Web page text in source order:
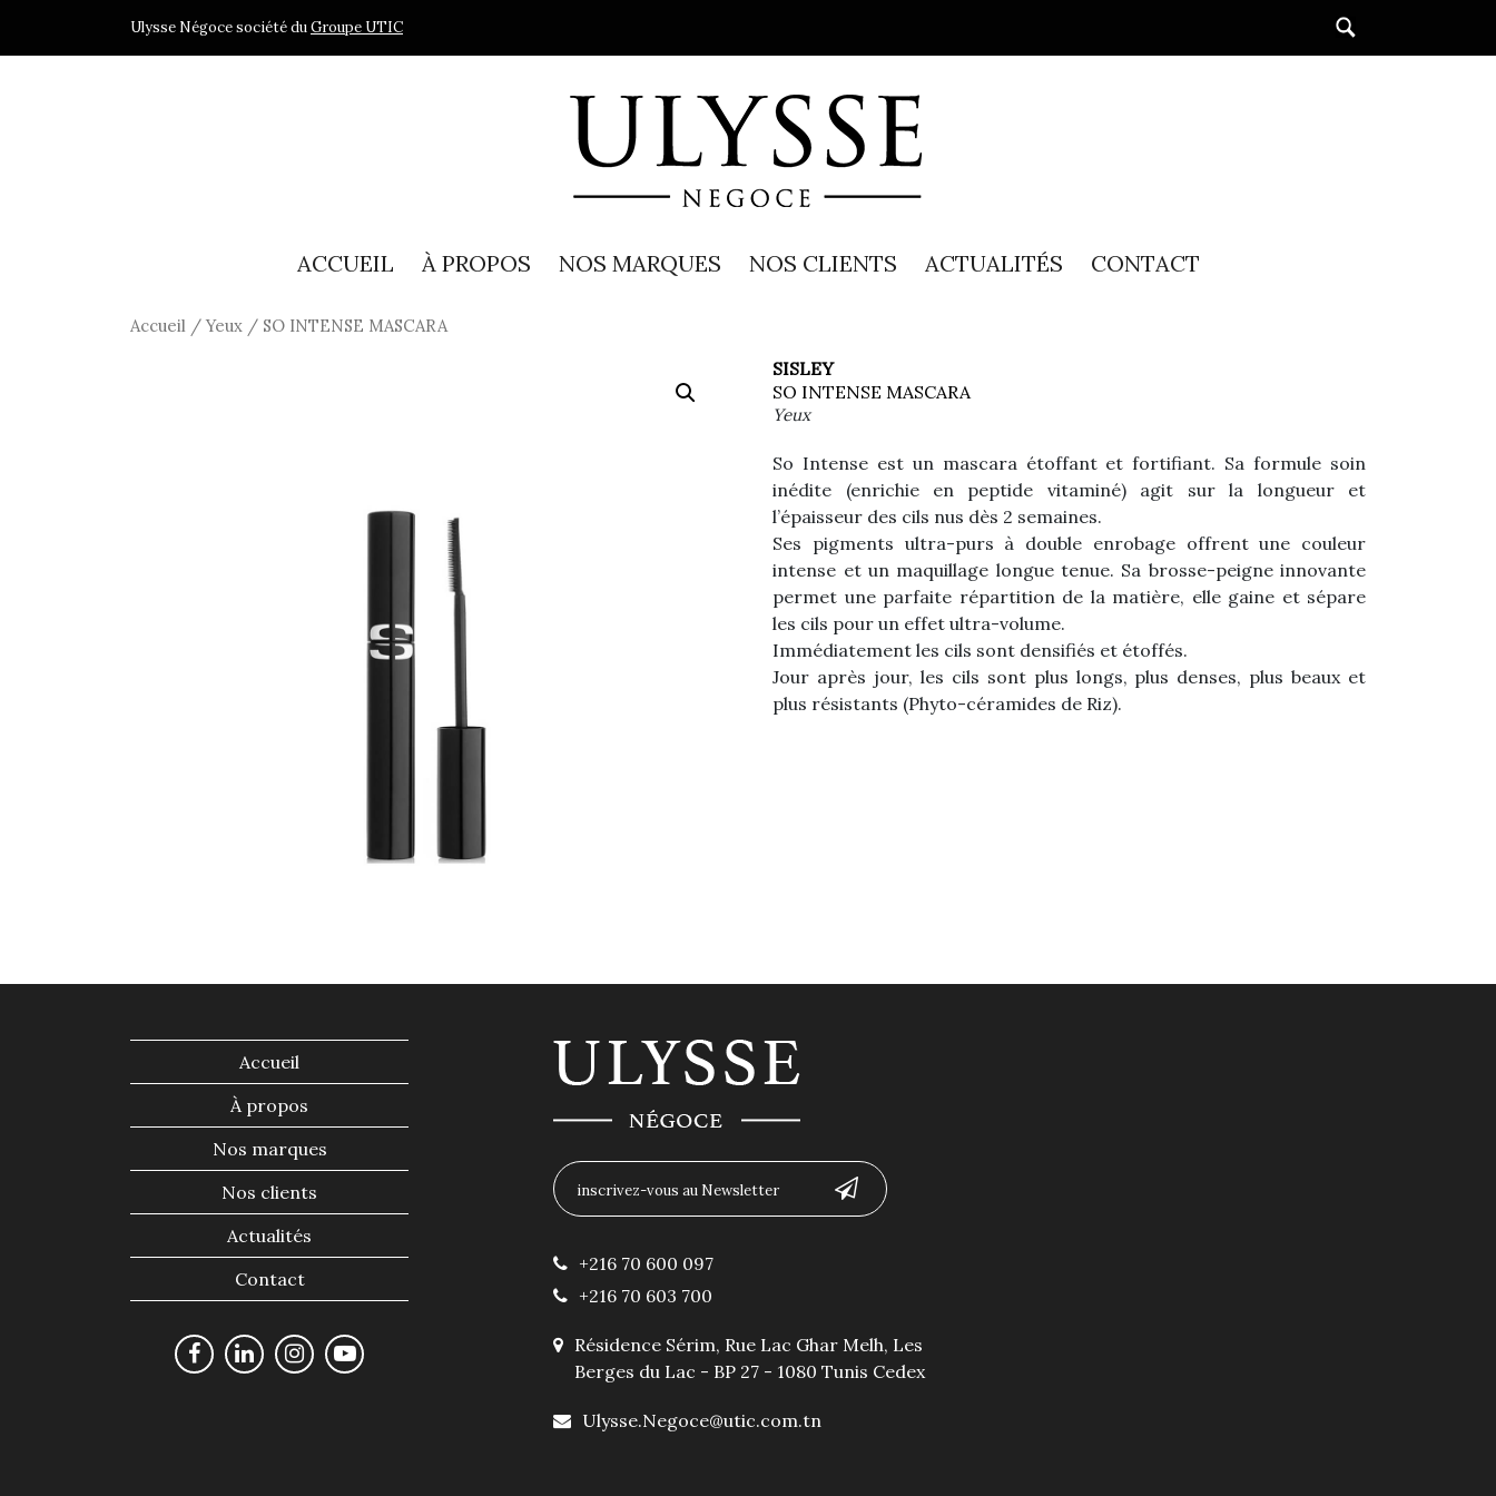
Ulysse Négoce société duGroupe UTIC
ACCUEIL À PROPOS NOS MARQUES NOS CLIENTS ACTUALITÉS CONTACT
Accueil / Yeux / SO INTENSE MASCARA
SO INTENSE MASCARA
SISLEY
Yeux
So Intense est un mascara étoffant et fortifiant. Sa formule soin
inédite (enrichie en peptide vitaminé) agit sur la longueur et
l’épaisseur des cils nus dès 2 semaines.
Ses pigments ultra-purs à double enrobage offrent une couleur
intense et un maquillage longue tenue. Sa brosse-peigne innovante
permet une parfaite répartition de la matière, elle gaine et sépare
les cils pour un effet ultra-volume.
Immédiatement les cils sont densifiés et étoffés.
Jour après jour, les cils sont plus longs, plus denses, plus beaux et
plus résistants (Phyto-céramides de Riz).
Accueil
À propos
Nos marques
Nos clients
Actualités
Contact
+216 70 600 097
+216 70 603 700
Résidence Sérim, Rue Lac Ghar Melh, Les
Berges du Lac - BP 27 - 1080 Tunis Cedex
Ulysse.Negoce@utic.com.tn